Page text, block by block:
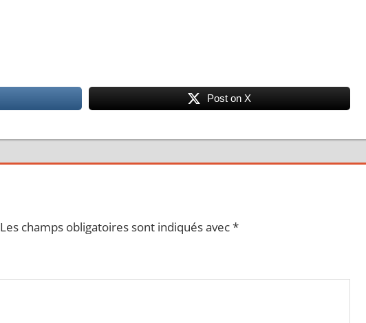
Post on X
Les champs obligatoires sont indiqués avec*